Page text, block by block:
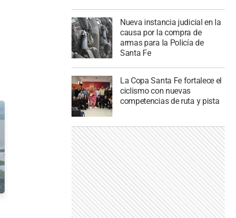
Nueva instancia judicial en la
causa por la compra de
armas para la Policía de
Santa Fe
La Copa Santa Fe fortalece el
ciclismo con nuevas
competencias de ruta y pista